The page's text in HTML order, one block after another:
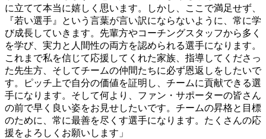
に立てて本当に嬉しく思います。しかし、ここで満足せず、
『若い選手』という言葉が言い訳にならないように、常に学
び成長していきます。先輩方やコーチングスタッフから多く
を学び、実力と人間性の両方を認められる選手になります。
これまで私を信じて応援してくれた家族、指導してくださっ
た先生方、そしてチームの仲間たちに必ず恩返しをしたいで
す。ピッチ上で自分の価値を証明し、チームに貢献できる選
手になります。そして何より、ファン・サポーターの皆さん
の前で早く良い姿をお見せしたいです。チームの昇格と目標
のために、常に最善を尽くす選手になります。たくさんの応
援をよろしくお願いします」